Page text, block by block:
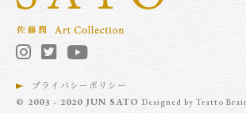
© 2003 - 2020 JUN SATO Designed by Tratto
プライバシーポリシー